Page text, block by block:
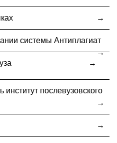
системы Антиплагиат
послевузовского